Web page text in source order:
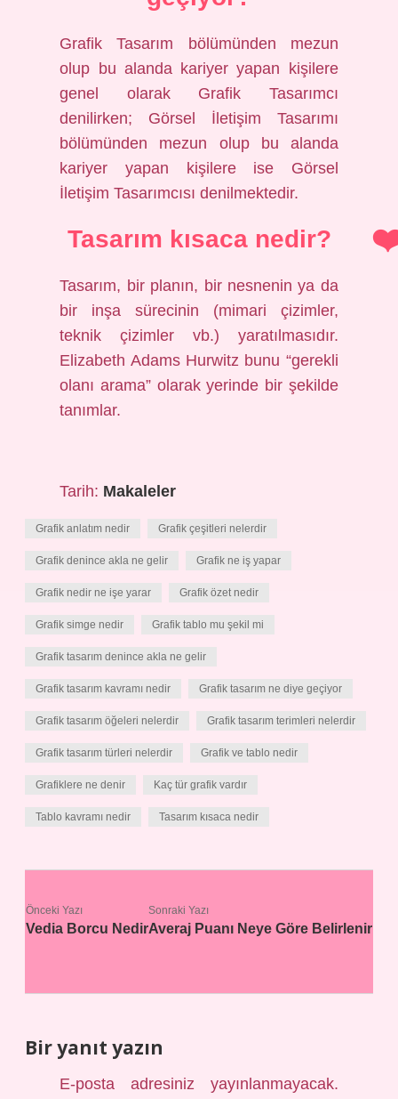
Grafik Tasarım bölümünden mezun
olup bu alanda kariyer yapan kişilere
genel olarak Grafik Tasarımcı
denilirken; Görsel İletişim Tasarımı
bölümünden mezun olup bu alanda
kariyer yapan kişilere ise Görsel
İletişim Tasarımcısı denilmektedir.
Tasarım kısaca nedir?
Tasarım, bir planın, bir nesnenin ya da
bir inşa sürecinin (mimari çizimler,
teknik çizimler vb.) yaratılmasıdır.
Elizabeth Adams Hurwitz bunu “gerekli
olanı arama” olarak yerinde bir şekilde
tanımlar.
Tarih: Makaleler
Grafik anlatım nedir Grafik çeşitleri nelerdir
Grafik denince akla ne gelir Grafik ne iş yapar
Grafik nedir ne işe yarar Grafik özet nedir
Grafik simge nedir Grafik tablo mu şekil mi
Grafik tasarım denince akla ne gelir
Grafik tasarım kavramı nedir Grafik tasarım ne diye geçiyor
Grafik tasarım öğeleri nelerdir Grafik tasarım terimleri nelerdir
Grafik tasarım türleri nelerdir Grafik ve tablo nedir
Grafiklere ne denir Kaç tür grafik vardır
Tablo kavramı nedir Tasarım kısaca nedir
Önceki Yazı
Vedia Borcu Nedir
Sonraki Yazı
Averaj Puanı Neye Göre Belirlenir
Bir yanıt yazın
E-posta adresiniz yayınlanmayacak.